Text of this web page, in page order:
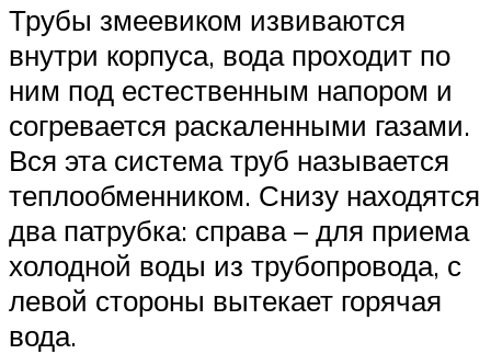
Трубы змеевиком извиваются
внутри корпуса, вода проходит по
ним под естественным напором и
согревается раскаленными газами.
Вся эта система труб называется
теплообменником. Снизу находятся
два патрубка: справа – для приема
холодной воды из трубопровода, с
левой стороны вытекает горячая
вода.